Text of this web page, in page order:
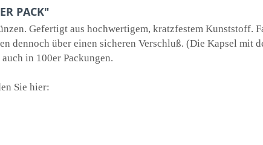
PACK"
Gefertigt aus hochwertigem, kratzfestem Kunststoff.
dennoch über einen sicheren Verschluß. (Die Kapsel mit
in 100er Packungen.
Sie hier: